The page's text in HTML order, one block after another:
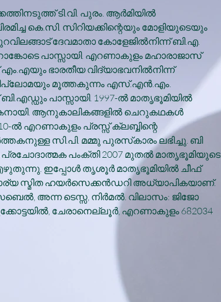
ടി.വി. പുരം. ആര്‍മിയില്‍
കെ.സി. സിറിയക്കിന്റെയും മോളിയുടെയും
ദേവമാതാ കോളേജില്‍നിന്ന് ബി.എ.
റാങ്കോടെ പാസ്സായി. എറണാകുളം മഹാരാജാസ്
ഭാരതീയ വിദ്യാഭവനില്‍നിന്ന്
മൂത്തകുന്നം എസ്.എന്‍.എം.
പാസ്സായി. 1997-ല്‍ മാതൃഭൂമിയില്‍
ആനുകാലികങ്ങളില്‍ ചെറുകഥകള്‍
ല്‍ എറണാകുളം പ്രസ്സ് ക്ലബ്ബിന്റെ
സി.പി. മമ്മു പുരസ്‌കാരം ലഭിച്ചു. ബി
പ്രചോദാത്മക പംക്തി 2007 മുതല്‍ മാതൃഭൂമിയുടെ
ഇപ്പോള്‍ തൃശൂര്‍ മാതൃഭൂമിയില്‍ ചീഫ്
ഭാര്യ സ്മിത ഹയര്‍സെക്കന്‍ഡറി അധ്യാപികയാണ്.
അന്ന ടെസ്സ, നിര്‍മല്‍. വിലാസം: ജിജോ
ചേരാനെല്ലൂര്‍, എറണാകുളം 682034